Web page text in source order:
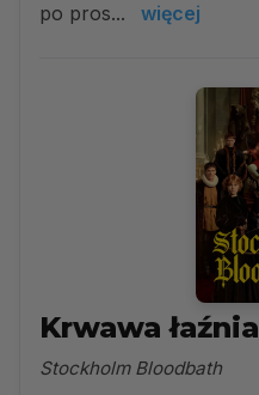
po pros...
więcej
Krwawa łaźnia
Stockholm Bloodbath